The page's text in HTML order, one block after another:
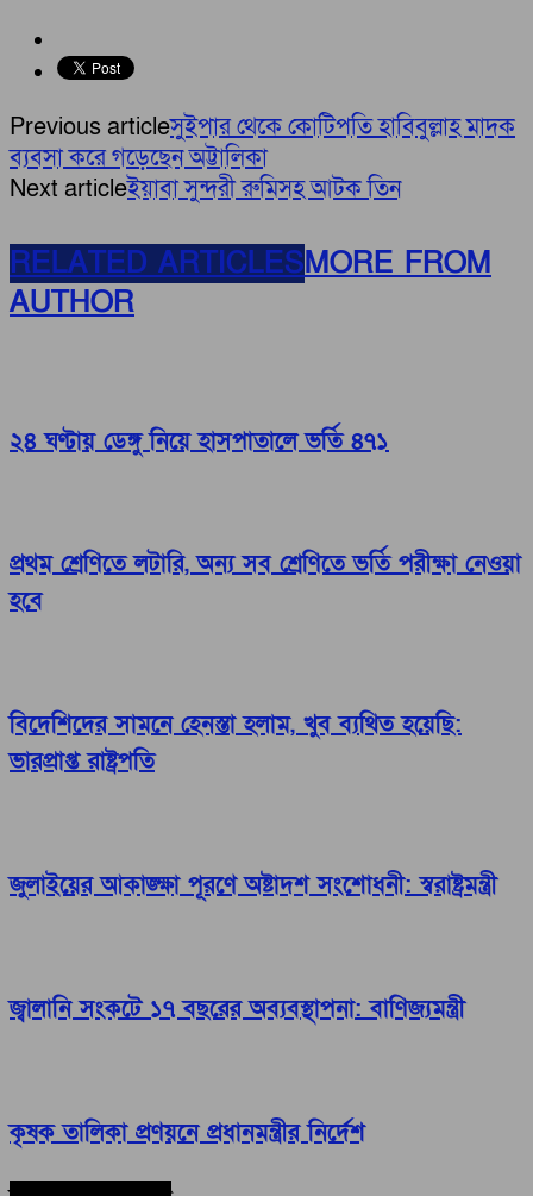
Previous articleসুইপার থেকে কোটিপতি হাবিবুল্লাহ মাদক
ব্যবসা করে গড়েছেন অট্টালিকা
Next articleইয়াবা সুন্দরী রুমিসহ আটক তিন
RELATED ARTICLESMORE FROM
AUTHOR
২৪ ঘণ্টায় ডেঙ্গু নিয়ে হাসপাতালে ভর্তি ৪৭১
প্রথম শ্রেণিতে লটারি, অন্য সব শ্রেণিতে ভর্তি পরীক্ষা নেওয়া
হবে
বিদেশিদের সামনে হেনস্তা হলাম, খুব ব্যথিত হয়েছি:
ভারপ্রাপ্ত রাষ্ট্রপতি
জুলাইয়ের আকাঙ্ক্ষা পূরণে অষ্টাদশ সংশোধনী: স্বরাষ্ট্রমন্ত্রী
জ্বালানি সংকটে ১৭ বছরের অব্যবস্থাপনা: বাণিজ্যমন্ত্রী
কৃষক তালিকা প্রণয়নে প্রধানমন্ত্রীর নির্দেশ